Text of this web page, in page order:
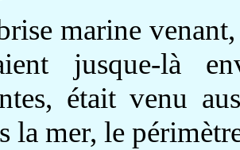
marine
jusque-là
était venu
la mer, le